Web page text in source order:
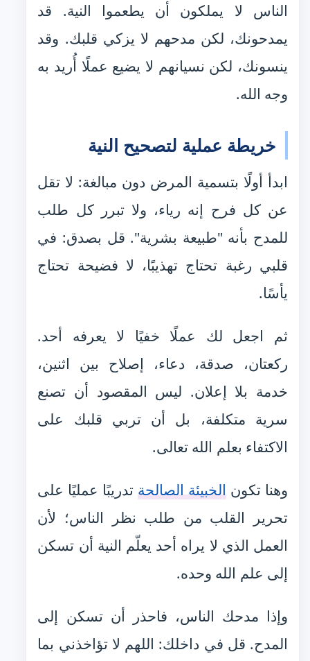
الناس لا يملكون أن يطعموا النية. قد
يمدحونك، لكن مدحهم لا يزكي قلبك. وقد
ينسونك، لكن نسيانهم لا يضيع عملًا أُريد به
وجه الله.
خريطة عملية لتصحيح النية
ابدأ أولًا بتسمية المرض دون مبالغة: لا تقل
عن كل فرح إنه رياء، ولا تبرر كل طلب
للمدح بأنه "طبيعة بشرية". قل بصدق: في
قلبي رغبة تحتاج تهذيبًا، لا فضيحة تحتاج
يأسًا.
ثم اجعل لك عملًا خفيًا لا يعرفه أحد.
ركعتان، صدقة، دعاء، إصلاح بين اثنين،
خدمة بلا إعلان. ليس المقصود أن تصنع
سرية متكلفة، بل أن تربي قلبك على
الاكتفاء بعلم الله تعالى.
وهنا تكون الخبيئة الصالحةتدريبًا عمليًا على
تحرير القلب من طلب نظر الناس؛ لأن
العمل الذي لا يراه أحد يعلّم النية أن تسكن
إلى علم الله وحده.
وإذا مدحك الناس، فاحذر أن تسكن إلى
المدح. قل في داخلك: اللهم لا تؤاخذني بما